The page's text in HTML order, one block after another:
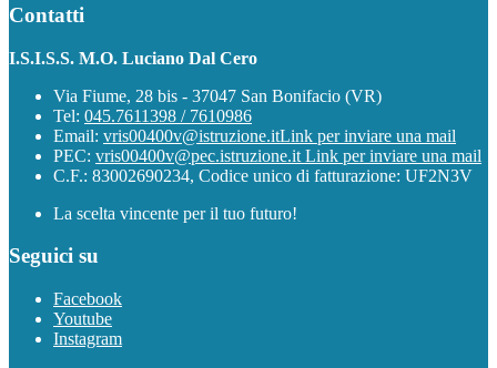
Contatti
I.S.I.S.S. M.O. Luciano Dal Cero
Via Fiume, 28 bis - 37047 San Bonifacio (VR)
Tel: 045.7611398 / 7610986
Email: vris00400v@istruzione.itLink per inviare una mail
PEC: vris00400v@pec.istruzione.it Link per inviare una mail
C.F.: 83002690234, Codice unico di fatturazione: UF2N3V
La scelta vincente per il tuo futuro!
Seguici su
Facebook
Youtube
Instagram